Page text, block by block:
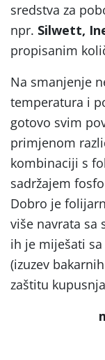
sredstva za
npr. Silwett,
propisanim
Na smanjenje
temperatura i
gotovo svim
primjenom
kombinaciji s
sadržajem
Dobro je
više navrata sa
ih je miješati
(izuzev
zaštitu